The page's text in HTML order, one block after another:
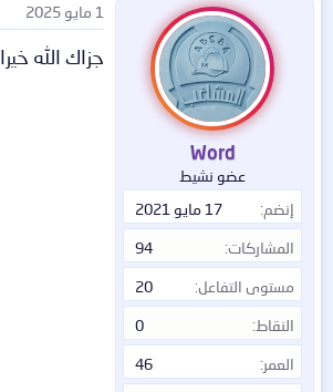
Word
عضو نشيط
إنضم
17 مايو 2021
المشاركات 94
مستوى التفاعل 20
النقاط 0
العمر 46
1 مايو 2025
جزاك الله خيرا